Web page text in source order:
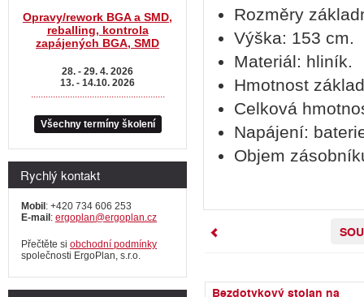
Rozměry
Výška: 153 cm.
Materiál: hliník.
Hmotnost
Celková
Napájení:
Objem
Bezdotykový stojan na
Opravy/rework BGA a SMD,
reballing, kontrola
zapájených BGA, SMD
28. - 29. 4. 2026
13. - 14.10. 2026
Všechny termíny školení
Rychlý kontakt
Mobil: +420 734 606 253
E-mail: ergoplan@ergoplan.cz
Přečtěte si obchodní podmínky
společnosti ErgoPlan, s.r.o.